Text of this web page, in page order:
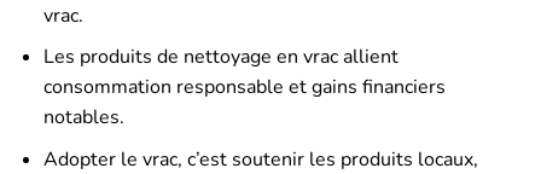
vrac.
Les produits de nettoyage en vrac allient
consommation responsable et gains financiers
notables.
Adopter le vrac, c’est soutenir les produits locaux,